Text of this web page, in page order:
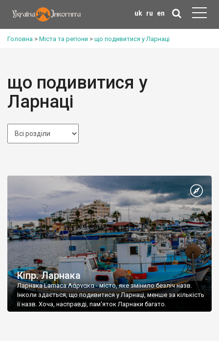
uk ru en
Головна > Міста та регіони > що подивитися у Ларнаці
що подивитися у
Ларнаці
Кіпр. Ларнака
Ларнака Larnaca Λάρνακα - місто, яке змінило безліч назв.
Інколи здається, що подивитися у Ларнаці, менше за кількість
її назв. Хоча, насправді, пам'яток Ларнаки багато.